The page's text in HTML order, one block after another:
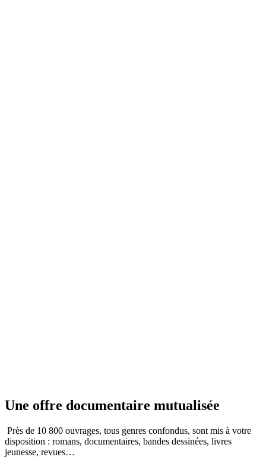
Une offre documentaire mutualisée
Près de 10 800 ouvrages, tous genres confondus, sont mis à votre
disposition : romans, documentaires, bandes dessinées, livres
jeunesse, revues…